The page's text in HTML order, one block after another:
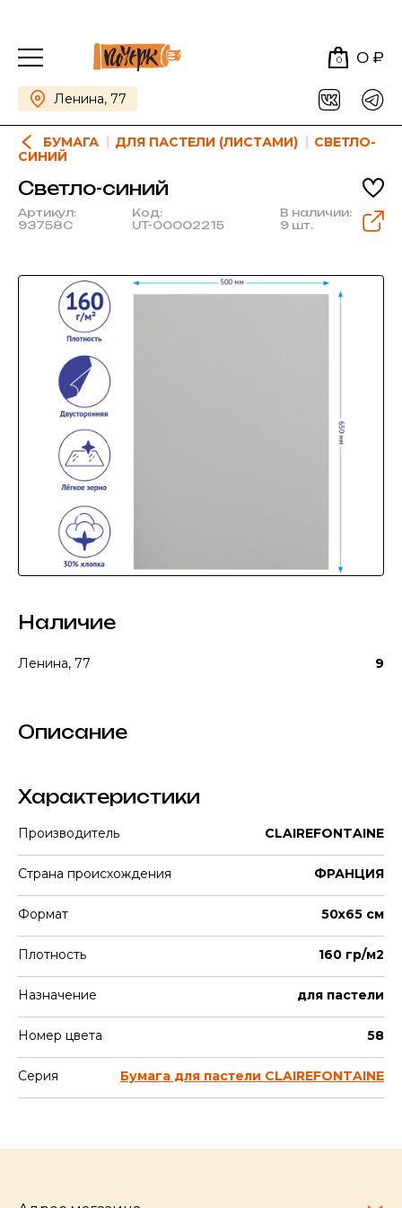
0 0 ₽
Ленина, 77
БУМАГА ДЛЯ ПАСТЕЛИ (ЛИСТАМИ)
СВЕТЛО-
СИНИЙ
Светло-синий
Артикул:
93758C
Код:
UT-00002215
В наличии:
9 шт.
Наличие
Ленина, 77 9
Описание
Характеристики
Производитель CLAIREFONTAINE
Страна происхождения ФРАНЦИЯ
Формат 50х65 см
Плотность 160 гр/м2
Назначение для пастели
Номер цвета 58
Серия Бумага для пастели CLAIREFONTAINE